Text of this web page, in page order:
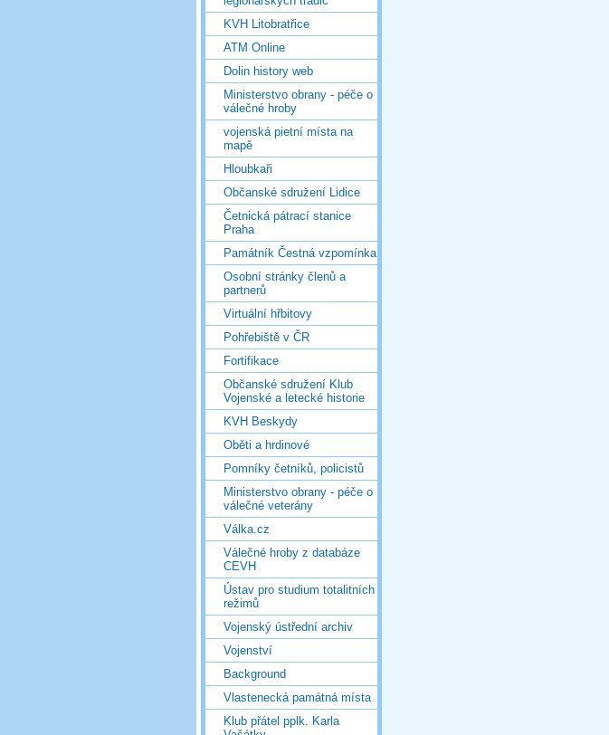
KVH Litobratřice
ATM Online
Dolin history web
Ministerstvo obrany - péče o
válečné hroby
vojenská pietní místa na
mapě
Hloubkaři
Občanské sdružení Lidice
Četnická pátrací stanice
Praha
Památník Čestná vzpomínka
Osobní stránky členů a
partnerů
Virtuální hřbitovy
Pohřebiště v ČR
Fortifikace
Občanské sdružení Klub
Vojenské a letecké historie
KVH Beskydy
Oběti a hrdinové
Pomníky četníků, policistů
Ministerstvo obrany - péče o
válečné veterány
Válka.cz
Válečné hroby z databáze
CEVH
Ústav pro studium totalitních
režimů
Vojenský ústřední archiv
Vojenství
Background
Vlastenecká památná místa
Klub přátel pplk. Karla